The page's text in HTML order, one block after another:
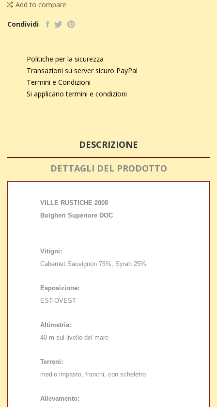
Add to compare
Condividi
Politiche per la sicurezza
Transazioni su server sicuro PayPal
Termini e Condizioni
Si applicano termini e condizioni
DESCRIZIONE
DETTAGLI DEL PRODOTTO
VILLE RUSTICHE 2008
Bolgheri Superiore DOC
Vitigni:
Cabernet Sauvignon 75%, Syrah 25%
Esposizione:
EST-OVEST
Altimetria:
40 m sul livello del mare
Terreni:
medio impasto, franchi, con scheletro
Allevamento: